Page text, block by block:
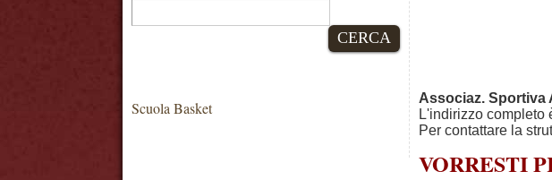
CERCA
Scuola Basket
Associaz. Sportiva
L'indirizzo completo
Per contattare la
VORRESTI